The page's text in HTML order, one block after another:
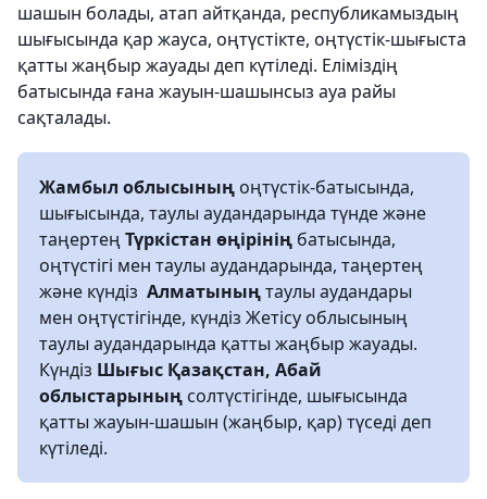
шашын болады, атап айтқанда, республикамыздың
шығысында қар жауса, оңтүстікте, оңтүстік-шығыста
қатты жаңбыр жауады деп күтіледі. Еліміздің
батысында ғана жауын-шашынсыз ауа райы
сақталады.
Жамбыл облысының оңтүстік-батысында,
шығысында, таулы аудандарында түнде және
таңертең Түркістан өңірінің батысында,
оңтүстігі мен таулы аудандарында, таңертең
және күндіз Алматыныңтаулы аудандары
мен оңтүстігінде, күндіз Жетісу облысының
таулы аудандарында қатты жаңбыр жауады.
Күндіз Шығыс Қазақстан, Абай
облыстарының солтүстігінде, шығысында
қатты жауын-шашын (жаңбыр, қар) түседі деп
күтіледі.